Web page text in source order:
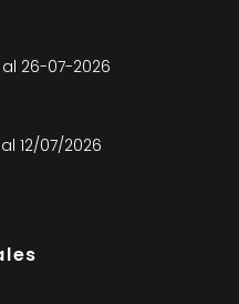
26-07-2026
12/07/2026